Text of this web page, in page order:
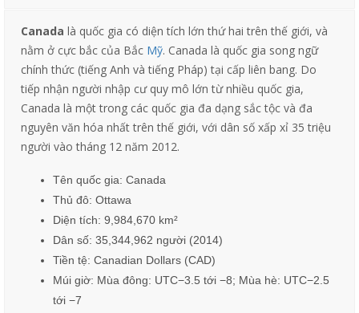
Canada là quốc gia có diện tích lớn thứ hai trên thế giới, và
nằm ở cực bắc của Bắc Mỹ. Canada là quốc gia song ngữ
chính thức (tiếng Anh và tiếng Pháp) tại cấp liên bang. Do
tiếp nhận người nhập cư quy mô lớn từ nhiều quốc gia,
Canada là một trong các quốc gia đa dạng sắc tộc và đa
nguyên văn hóa nhất trên thế giới, với dân số xấp xỉ 35 triệu
người vào tháng 12 năm 2012.
Tên quốc gia: Canada
Thủ đô: Ottawa
Diện tích: 9,984,670 km²
Dân số: 35,344,962 người (2014)
Tiền tệ: Canadian Dollars (CAD)
Múi giờ: Mùa đông: UTC−3.5 tới −8; Mùa hè: UTC−2.5
tới −7